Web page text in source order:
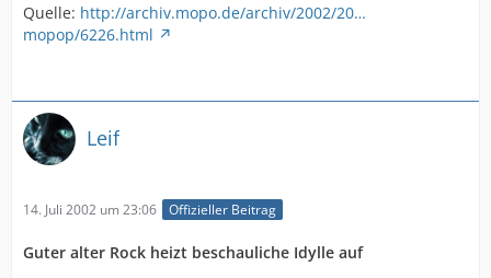
Quelle: http://archiv.mopo.de/archiv/2002/20…
mopop/6226.html
Leif
14. Juli 2002 um 23:06 Offizieller Beitrag
Guter alter Rock heizt beschauliche Idylle auf